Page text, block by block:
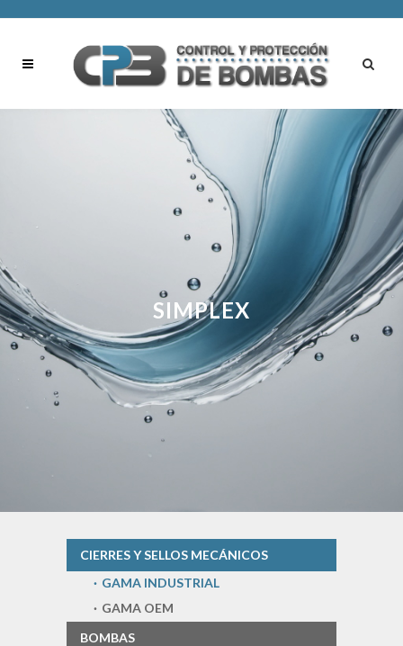
SIMPLEX
CIERRES Y SELLOS MECÁNICOS
GAMA INDUSTRIAL
GAMA OEM
BOMBAS